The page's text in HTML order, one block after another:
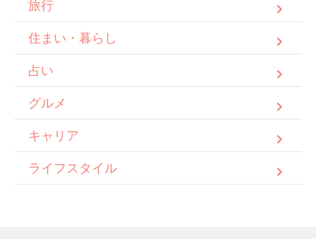
旅行
住まい・暮らし
占い
グルメ
キャリア
ライフスタイル